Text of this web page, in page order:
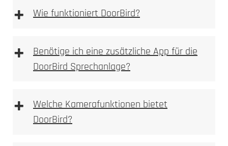
weniger filigran als Laserbeschriftung, dafür
Typische Einsatzbereiche:
Einsatzzweck
gewünschten Optik
+ Wie funktioniert DoorBird?
+
Benötige ich eine zusätzliche App für die
DoorBird Sprechanlage?
+
Welche Kamerafunktionen bietet
DoorBird?